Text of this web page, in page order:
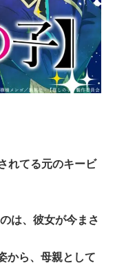
れてる元のキービ
は、彼女が今まさ
から、母親として